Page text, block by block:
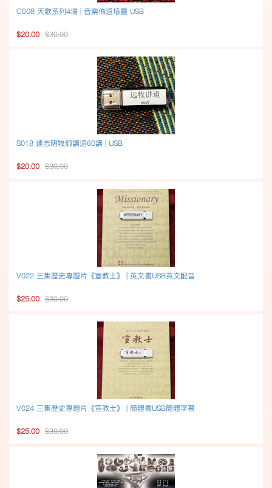
C008 天歌系列4場 | 音樂佈道培靈 USB
$20.00 $30.00
S018 遠志明牧師講道60講 | USB
$20.00 $30.00
V022 三集歷史專題片《宣教士》 | 英文書USB英文配音
$25.00 $30.00
V024 三集歷史專題片《宣教士》 | 簡體書USB簡體字幕
$25.00 $30.00